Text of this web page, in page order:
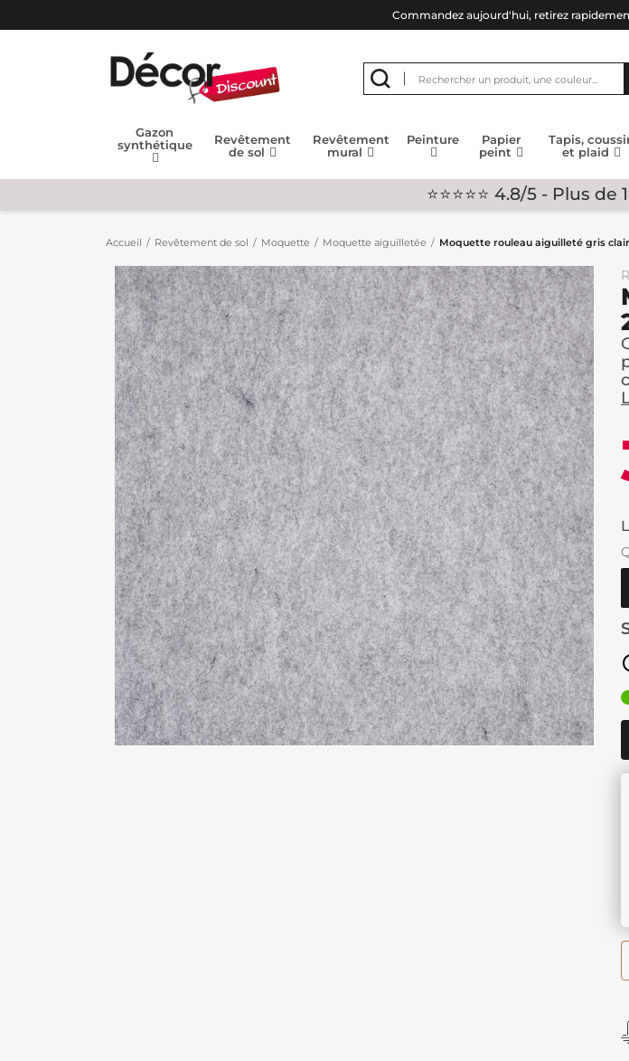
Commandez aujourd'hui, retirez
Gazon
synthétique
Revêtement
de sol
Revêtement
mural
Peinture
Papier
peint
Tapis,
et plaid
⭐⭐⭐⭐⭐ 4.8/5 - Plus
Accueil Revêtement de sol Moquette Moquette aiguilletée Moquette rouleau aiguilleté gris